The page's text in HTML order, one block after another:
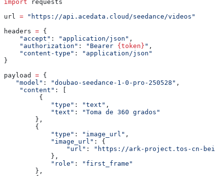
import requests
url = "https://api.acedata.cloud/seedance/videos"
headers = {
    "accept"
: "application/json" ,
    "authorization"
: "Bearer {token} " ,
    "content-type"
:
"application/json"
}
payload = {
   "model"
: "doubao-seedance-1-0-pro-250528" ,
    "content"
: [
         {
            "type"
: "text" ,
            "text"
:
"Toma de 360 grados"
        },
        {
            "type"
: "image_url" ,
            "image_url"
: {
                "url"
:
"https://ark-project.tos-cn-
            },
            "role"
:
"first_frame"
        },